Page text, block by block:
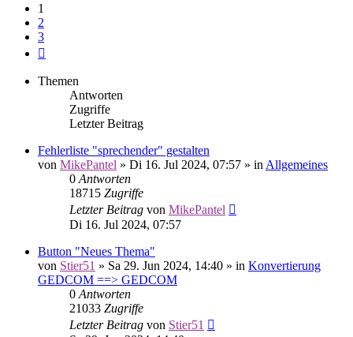
1
2
3
Themen
Antworten
Zugriffe
Letzter Beitrag
Fehlerliste "sprechender" gestalten
von MikePantel » Di 16. Jul 2024, 07:57 » in Allgemeines
0 Antworten
18715 Zugriffe
Letzter Beitrag von MikePantel
Di 16. Jul 2024, 07:57
Button "Neues Thema"
von Stier51 » Sa 29. Jun 2024, 14:40 » in Konvertierung
GEDCOM ==> GEDCOM
0 Antworten
21033 Zugriffe
Letzter Beitrag von Stier51